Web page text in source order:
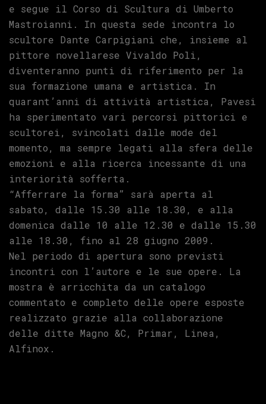
e segue il Corso di Scultura di Umberto
Mastroianni. In questa sede incontra lo
scultore Dante Carpigiani che, insieme al
pittore novellarese Vivaldo Poli,
diventeranno punti di riferimento per la
sua formazione umana e artistica. In
quarant’anni di attività artistica, Pavesi
ha sperimentato vari percorsi pittorici e
scultorei, svincolati dalle mode del
momento, ma sempre legati alla sfera delle
emozioni e alla ricerca incessante di una
interiorità sofferta.
“Afferrare la forma” sarà aperta al
sabato, dalle 15.30 alle 18.30, e alla
domenica dalle 10 alle 12.30 e dalle 15.30
alle 18.30, fino al 28 giugno 2009.
Nel periodo di apertura sono previsti
incontri con l’autore e le sue opere. La
mostra è arricchita da un catalogo
commentato e completo delle opere esposte
realizzato grazie alla collaborazione
delle ditte Magno &C, Primar, Linea,
Alfinox.